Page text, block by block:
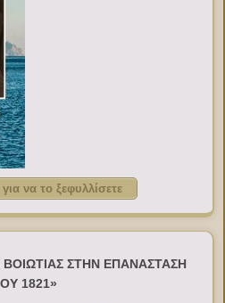
να το ξεφυλλίσετε
ΣΤΗΝ ΕΠΑΝΑΣΤΑΣΗ
1821»